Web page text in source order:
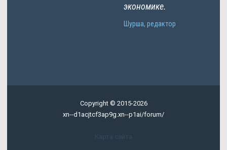
экономике.
Шурша, редактор
Copyright © 2015-2026
xn--d1acjtcf3ap9g.xn--p1ai/forum/
Карта сайта